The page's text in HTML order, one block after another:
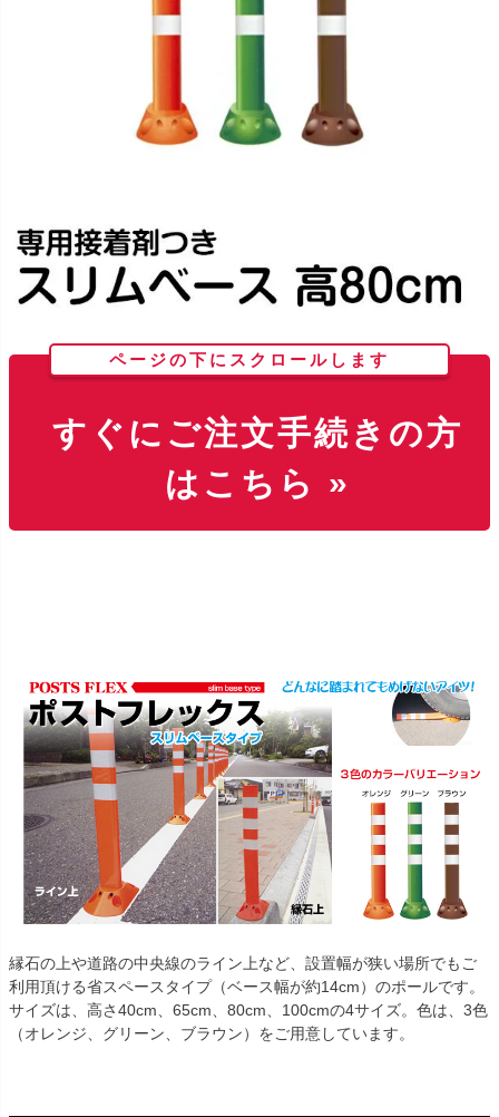
ページの下にスクロールします
すぐにご注文手続きの方
はこちら »
縁石の上や道路の中央線のライン上など、設置幅が狭い場所でもご
利用頂ける省スペースタイプ（ベース幅が約14cm）のポールです。
サイズは、高さ40cm、65cm、80cm、100cmの4サイズ。色は、3色
（オレンジ、グリーン、ブラウン）をご用意しています。